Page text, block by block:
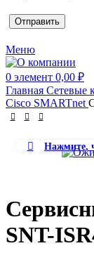
Меню
0 элемент 0,00 ₽
Главная Сетевые
Cisco SMARTnet
Нажмите,
SNT-